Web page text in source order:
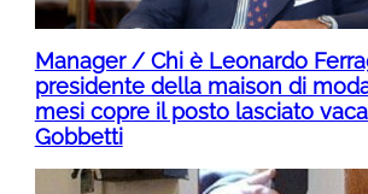
Manager / Chi è Leonardo
presidente della maison di
mesi copre il posto lasciato
Gobbetti